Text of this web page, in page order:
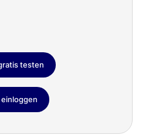
testen
einloggen